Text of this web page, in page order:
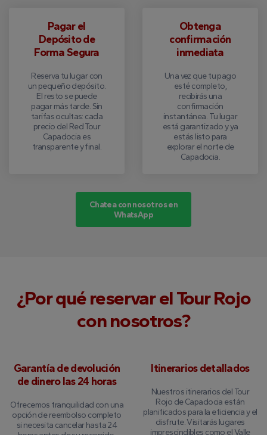
Pagar el
Depósito de
Forma Segura
Reserva tu lugar con
un pequeño depósito.
El resto se puede
pagar más tarde. Sin
tarifas ocultas: cada
precio del Red Tour
Capadocia es
transparente y final.
Obtenga
confirmación
inmediata
Una vez que tu pago
esté completo,
recibirás una
confirmación
instantánea. Tu lugar
está garantizado y ya
estás listo para
explorar el norte de
Capadocia.
Chatea con nosotros en
WhatsApp
¿Por qué reservar el Tour Rojo
con nosotros?
Garantía de devolución
de dinero las 24 horas
Ofrecemos tranquilidad con una
opción de reembolso completo
si necesita cancelar hasta 24
Itinerarios detallados
Nuestros itinerarios del Tour
Rojo de Capadocia están
planificados para la eficiencia y el
disfrute. Visitarás lugares
imprescindibles como el Valle